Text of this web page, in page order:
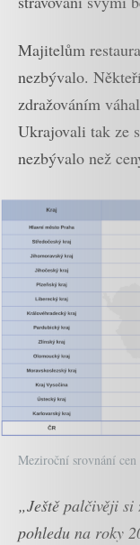
Majitelům
nezbývalo.
zdražováním
Ukrajovali tak ze
nezbývalo než
Meziroční srovnání cen
„Ještě palčivěji si
pohledu na roky